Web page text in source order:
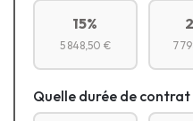
15%
5 848,50 € 7
Quelle durée de